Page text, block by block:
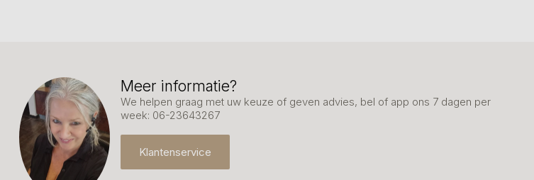
Meer informatie?
We helpen graag met uw keuze of geven advies, bel of app ons 7 dagen per
week: 06-23643267
Klantenservice